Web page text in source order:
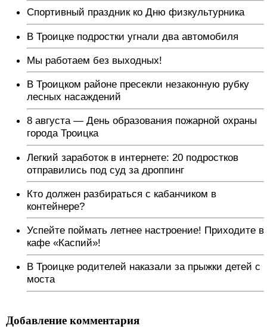
Спортивный праздник ко Дню физкультурника
В Троицке подростки угнали два автомобиля
Мы работаем без выходных!
В Троицком районе пресекли незаконную рубку
лесных насаждений
8 августа — День образования пожарной охраны
города Троицка
Легкий заработок в интернете: 20 подростков
отправились под суд за дроппинг
Кто должен разбираться с кабанчиком в
контейнере?
Успейте поймать летнее настроение! Приходите в
кафе «Каспий»!
В Троицке родителей наказали за прыжки детей с
моста
Добавление комментария